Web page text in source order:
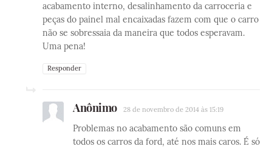
acabamento interno, desalinhamento da carroceria e
peças do painel mal encaixadas fazem com que o carro
não se sobressaia da maneira que todos esperavam.
Uma pena!
Responder
Anônimo 28 de novembro de 2014 às 15:19
Problemas no acabamento são comuns em
todos os carros da ford, até nos mais caros. É só